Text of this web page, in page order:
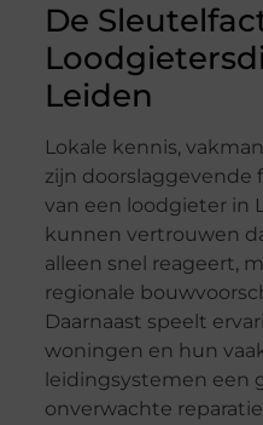
De
Leiden
Lokale kennis,
zijn doorslaggevende
van een loodgieter in
kunnen vertrouwen
alleen snel reageert,
regionale
Daarnaast speelt
woningen en hun
leidingsystemen een
onverwachte